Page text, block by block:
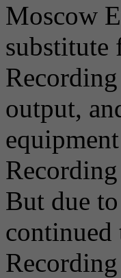
Moscow
output,
But due